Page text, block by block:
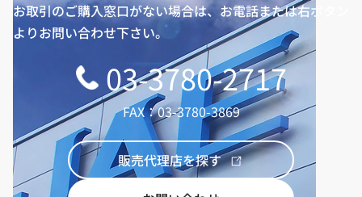
お取引のご購入窓口がない場合は、お電話または右ボタン
よりお問い合わせ下さい。
03-3780-2717
FAX：03-3780-3869
販売代理店を探す